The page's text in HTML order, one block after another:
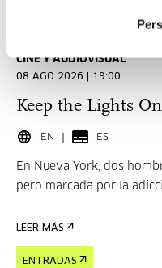
CINE Y AUDIOVISUAL
08 AGO 2026 | 19:00
Keep the Lights
EN ES
En Nueva York, dos
pero marcada por la
LEER MÁS
ENTRADAS